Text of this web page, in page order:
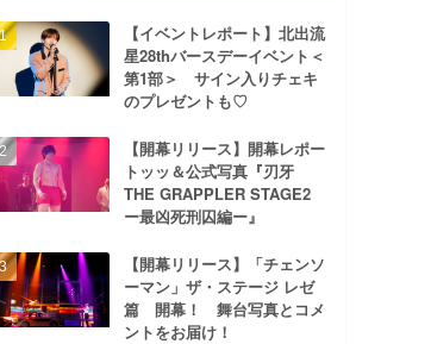
【イベントレポート】北出流
星28thバースデーイベント＜
第1部＞ サイン入りチェキ
のプレゼントも♡
【開幕リリース】開幕レポー
トッッ＆公式写真『刃牙
THE GRAPPLER STAGE2
ー最凶死刑囚編ー』
【開幕リリース】「チェンソ
ーマン」ザ・ステージ レゼ
篇 開幕！ 舞台写真とコメ
ントをお届け！